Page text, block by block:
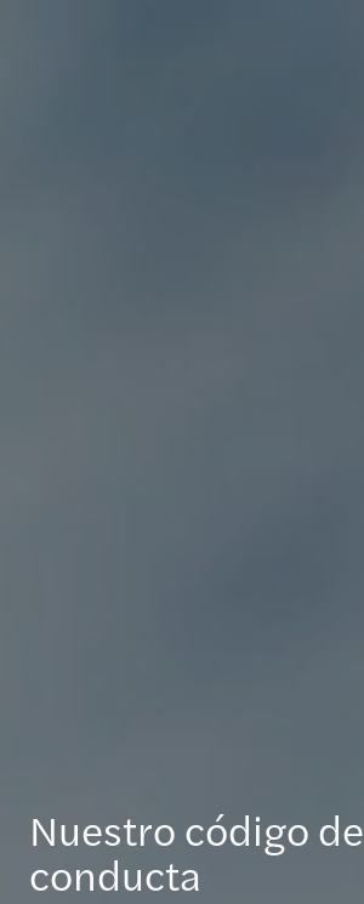
Nuestro código de
conducta